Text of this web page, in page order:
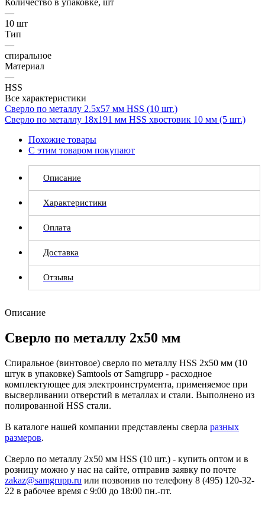
—
10 шт
Тип
—
спиральное
Материал
—
HSS
Все характеристики
Сверло по металлу 2.5х57 мм HSS (10 шт.)
Сверло по металлу 18х191 мм HSS хвостовик 10 мм (5 шт.)
Похожие товары
С этим товаром покупают
Описание
Характеристики
Оплата
Доставка
Отзывы
Описание
Сверло по металлу 2х50 мм
Спиральное (винтовое) сверло по металлу HSS 2х50 мм (10
штук в упаковке) Samtools от Samgrupp - расходное
комплектующее для электроинструмента, применяемое при
высверливании отверстий в металлах и стали. Выполнено из
полированной HSS стали.
В каталоге нашей компании представлены сверла разных
размеров.
Сверло по металлу 2х50 мм HSS (10 шт.) - купить оптом и в
розницу можно у нас на сайте, отправив заявку по почте
zakaz@samgrupp.ru или позвонив по телефону 8 (495) 120-32-
22 в рабочее время с 9:00 до 18:00 пн.-пт.